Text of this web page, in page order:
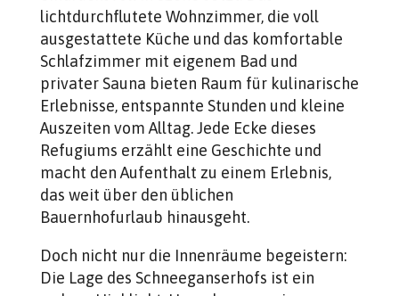
lichtdurchflutete Wohnzimmer, die voll
ausgestattete Küche und das komfortable
Schlafzimmer mit eigenem Bad und
privater Sauna bieten Raum für kulinarische
Erlebnisse, entspannte Stunden und kleine
Auszeiten vom Alltag. Jede Ecke dieses
Refugiums erzählt eine Geschichte und
macht den Aufenthalt zu einem Erlebnis,
das weit über den üblichen
Bauernhofurlaub hinausgeht.
Doch nicht nur die Innenräume begeistern:
Die Lage des Schneeganserhofs ist ein